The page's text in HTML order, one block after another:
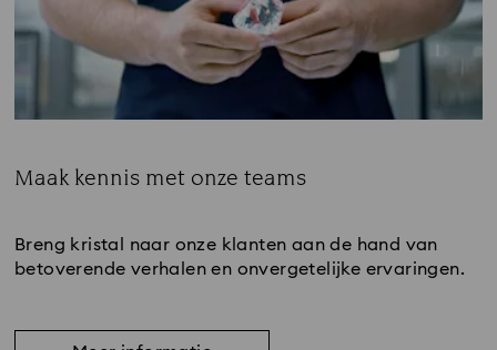
Maak kennis met onze teams
Breng kristal naar onze klanten aan de hand van
betoverende verhalen en onvergetelijke ervaringen.